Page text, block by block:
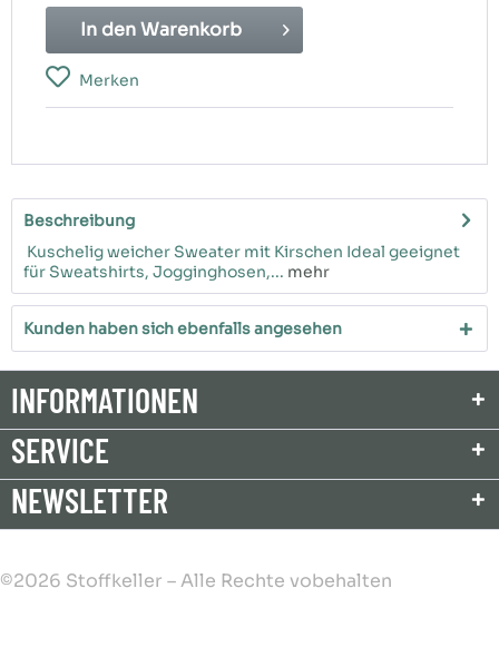
In den Warenkorb
Merken
Beschreibung
Kuschelig weicher Sweater mit Kirschen Ideal geeignet
für Sweatshirts, Jogginghosen,... mehr
Kunden haben sich ebenfalls angesehen
INFORMATIONEN
SERVICE
NEWSLETTER
©2026 Stoffkeller – Alle Rechte vobehalten